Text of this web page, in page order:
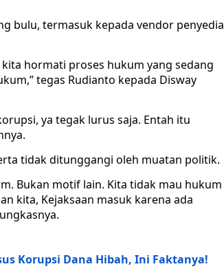
bulu, termasuk kepada vendor penyedia
hormati proses hukum yang sedang
tegas Rudianto kepada Disway
ya tegak lurus saja. Entah itu
tidak ditunggangi oleh muatan politik.
Bukan motif lain. Kita tidak mau hukum
kita, Kejaksaan masuk karena ada
Korupsi Dana Hibah, Ini Faktanya!